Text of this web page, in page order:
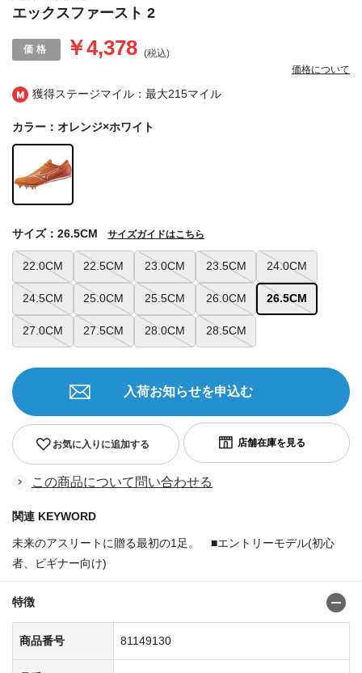
獲得ステージマイル：最大215マイル
エックスファースト 2
￥4,378 (税込)
価格について
カラー：オレンジ×ホワイト
22.0CM 22.5CM 23.0CM 23.5CM 24.0CM
24.5CM 25.0CM 25.5CM 26.0CM 26.5CM
27.0CM 27.5CM 28.0CM 28.5CM
サイズ：26.5CM サイズガイドはこちら
お気に入りに追加する
入荷お知らせを申込む
この商品について問い合わせる
関連 KEYWORD
未来のアスリートに贈る最初の1足。 ■エントリーモデル(初心
者、ビギナー向け)
特徴
商品番号 81149130